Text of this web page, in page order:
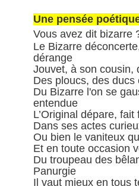
Une pensée
Vous avez dit bizarre
Le Bizarre
dérange
Jouvet, à son cousin,
Des ploucs, des ducs
Du Bizarre l'on se
entendue
L’Original dépare,
Dans ses actes
Ou bien le vaniteux
Et en toute occasion
Du troupeau des
Panurgie
Il vaut mieux en tous